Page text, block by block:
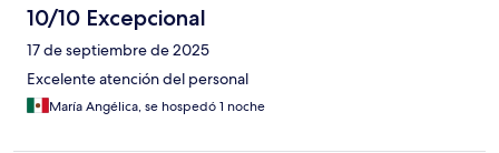
10/10 Excepcional
17 de septiembre de 2025
Excelente atención del personal
María Angélica, se hospedó 1 noche